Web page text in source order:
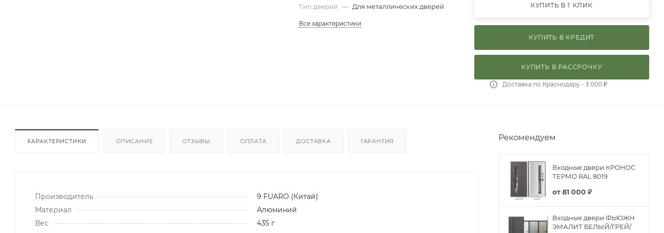
Тип дверей — Для металлических дверей
Все характеристики
КУПИТЬ В 1 КЛИК
КУПИТЬ В КРЕДИТ
КУПИТЬ В РАССРОЧКУ
Доставка по Краснодару - 3 000 ₽
ХАРАКТЕРИСТИКИ ОПИСАНИЕ ОТЗЫВЫ ОПЛАТА ДОСТАВКА ГАРАНТИЯ
Производитель
9 FUARO (Китай)
Материал
Алюминий
Вес
435 г
Рекомендуем
Входные двери КРОНОС
ТЕРМО RAL 8019
от81 000 ₽
Входные двери ФЬЮЖН
ЭМАЛИТ БЕЛЫЙ/ГРЕЙ/